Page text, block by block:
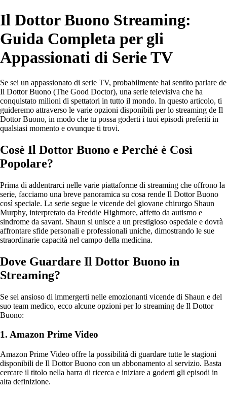
Il Dottor Buono Streaming:
Guida Completa per gli
Appassionati di Serie TV
Se sei un appassionato di serie TV, probabilmente hai sentito parlare de
Il Dottor Buono (The Good Doctor), una serie televisiva che ha
conquistato milioni di spettatori in tutto il mondo. In questo articolo, ti
guideremo attraverso le varie opzioni disponibili per lo streaming de Il
Dottor Buono, in modo che tu possa goderti i tuoi episodi preferiti in
qualsiasi momento e ovunque ti trovi.
Cosè Il Dottor Buono e Perché è Così
Popolare?
Prima di addentrarci nelle varie piattaforme di streaming che offrono la
serie, facciamo una breve panoramica su cosa rende Il Dottor Buono
così speciale. La serie segue le vicende del giovane chirurgo Shaun
Murphy, interpretato da Freddie Highmore, affetto da autismo e
sindrome da savant. Shaun si unisce a un prestigioso ospedale e dovrà
affrontare sfide personali e professionali uniche, dimostrando le sue
straordinarie capacità nel campo della medicina.
Dove Guardare Il Dottor Buono in
Streaming?
Se sei ansioso di immergerti nelle emozionanti vicende di Shaun e del
suo team medico, ecco alcune opzioni per lo streaming de Il Dottor
Buono:
1. Amazon Prime Video
Amazon Prime Video offre la possibilità di guardare tutte le stagioni
disponibili de Il Dottor Buono con un abbonamento al servizio. Basta
cercare il titolo nella barra di ricerca e iniziare a goderti gli episodi in
alta definizione.